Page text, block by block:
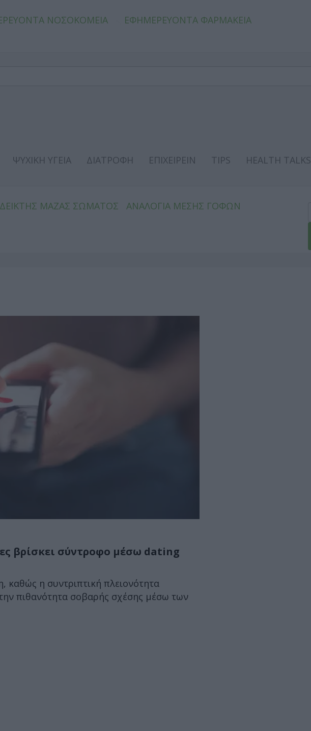
ΝΟΣΟΚΟΜΕΙΑ ΕΦΗΜΕΡΕΥΟΝΤΑ ΦΑΡΜΑΚΕΙΑ
ΨΥΧΙΚΗ ΥΓΕΙΑ ΔΙΑΤΡΟΦΗ ΕΠΙΧΕΙΡΕΙΝ TIPS
HEALTH TALKS
ΔΕΙΚΤΗΣ ΜΑΖΑΣ ΣΩΜΑΤΟΣ
ΑΝΑΛΟΓΙΑ ΜΕΣΗΣ ΓΟΦΩΝ
βρίσκει σύντροφο μέσω dating
καθώς η συντριπτική πλειονότητα
πιθανότητα σοβαρής σχέσης μέσω των